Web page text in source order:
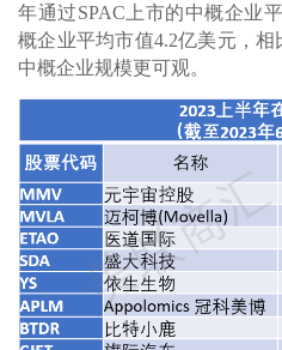
年通过SPAC上市的中概企业
概企业平均市值4.2亿美元，
中概企业规模更可观。